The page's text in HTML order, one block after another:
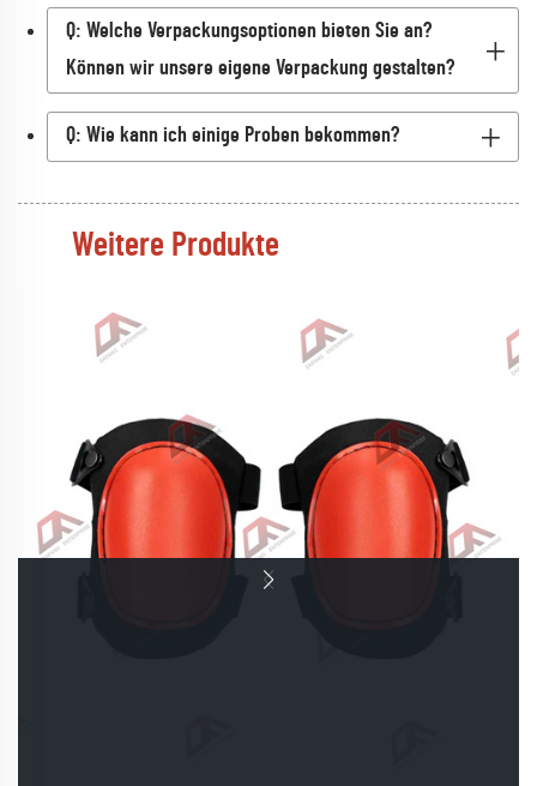
Q: Welche Verpackungsoptionen bieten Sie an?
Können wir unsere eigene Verpackung gestalten?
Q: Wie kann ich einige Proben bekommen?
Weitere Produkte